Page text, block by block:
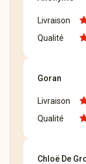
Livraison
Qualité
Goran
Livraison
Qualité
Chloë De